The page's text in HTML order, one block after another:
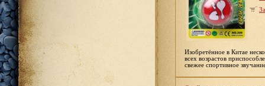
Изобретённое в Китае
всех возрастов
свежее спортивное